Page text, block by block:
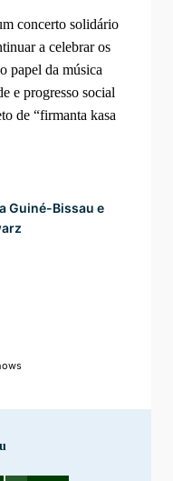
concerto solidário
a celebrar os
papel da música
e progresso social
de “firmanta kasa
Guiné-Bissau e